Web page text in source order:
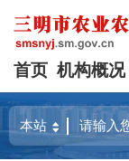
首页 机构概况